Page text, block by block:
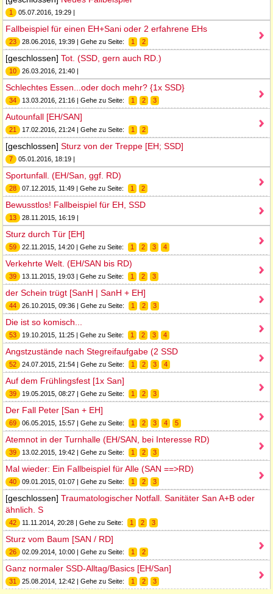
1 05.07.2016, 19:29 |
Fallbeispiel für einen EH+Sani oder 2 erfahrene EHs
23 28.06.2016, 19:39 | Gehe zu Seite: 1 2
[geschlossen] Tot. (SSD, gern auch RD.)
10 26.03.2016, 21:40 |
Schlechtes Essen...oder doch mehr? {1x SSD}
34 13.03.2016, 21:16 | Gehe zu Seite: 1 2 3
Autounfall [EH/SAN]
21 17.02.2016, 21:24 | Gehe zu Seite: 1 2
[geschlossen] Sturz von der Treppe [EH; SSD]
7 05.01.2016, 18:19 |
Sportunfall. (EH/San, ggf. RD)
28 07.12.2015, 11:49 | Gehe zu Seite: 1 2
Bewusstlos! Fallbeispiel für EH, SSD
13 28.11.2015, 16:19 |
Sturz durch Tür [EH]
59 22.11.2015, 14:20 | Gehe zu Seite: 1 2 3 4
Verkehrte Welt. (EH/SAN bis RD)
39 13.11.2015, 19:03 | Gehe zu Seite: 1 2 3
der Schein trügt [SanH | SanH + EH]
44 26.10.2015, 09:36 | Gehe zu Seite: 1 2 3
Die ist so komisch...
53 19.10.2015, 11:25 | Gehe zu Seite: 1 2 3 4
Angstzustände nach Stegreifaufgabe (2 SSD
52 24.07.2015, 21:54 | Gehe zu Seite: 1 2 3 4
Auf dem Frühlingsfest [1x San]
39 19.05.2015, 08:27 | Gehe zu Seite: 1 2 3
Der Fall Peter [San + EH]
69 06.05.2015, 15:57 | Gehe zu Seite: 1 2 3 4 5
Atemnot in der Turnhalle (EH/SAN, bei Interesse RD)
39 13.02.2015, 19:42 | Gehe zu Seite: 1 2 3
Mal wieder: Ein Fallbeispiel für Alle (SAN ==>RD)
40 09.01.2015, 01:07 | Gehe zu Seite: 1 2 3
[geschlossen] Traumatologischer Notfall. Sanitäter San A+B oder
ähnlich. S
42 11.11.2014, 20:28 | Gehe zu Seite: 1 2 3
Sturz vom Baum [SAN / RD]
26 02.09.2014, 10:00 | Gehe zu Seite: 1 2
Ganz normaler SSD-Alltag/Basics [EH/San]
31 25.08.2014, 12:42 | Gehe zu Seite: 1 2 3